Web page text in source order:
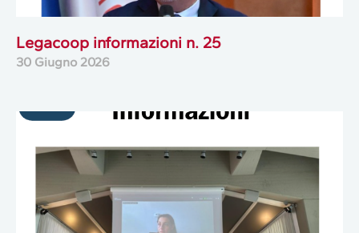
Legacoop informazioni n. 25
30 Giugno 2026